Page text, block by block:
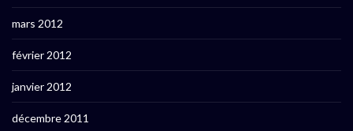
mars 2012
février 2012
janvier 2012
décembre 2011